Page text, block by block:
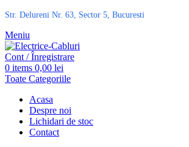
Str. Delureni Nr. 63, Sector 5, Bucuresti
Meniu
Cont / Înregistrare
0 items 0,00 lei
Toate Categoriile
Acasa
Despre noi
Lichidari de stoc
Contact